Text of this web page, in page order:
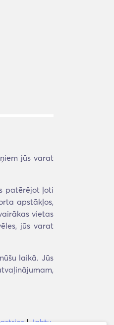
jūs varat
patērējot ļoti
apstākļos,
vietas
jūs varat
laikā. Jūs
|Jahtu